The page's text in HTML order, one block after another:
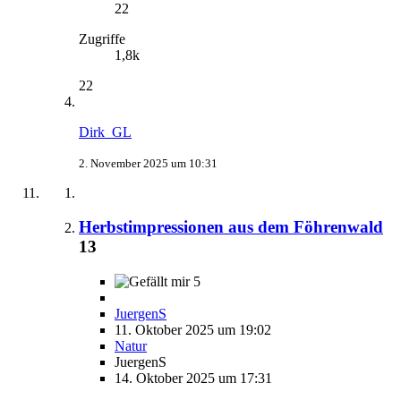
22
Zugriffe
1,8k
22
Dirk_GL
2. November 2025 um 10:31
Herbstimpressionen aus dem Föhrenwald
13
5
JuergenS
11. Oktober 2025 um 19:02
Natur
JuergenS
14. Oktober 2025 um 17:31